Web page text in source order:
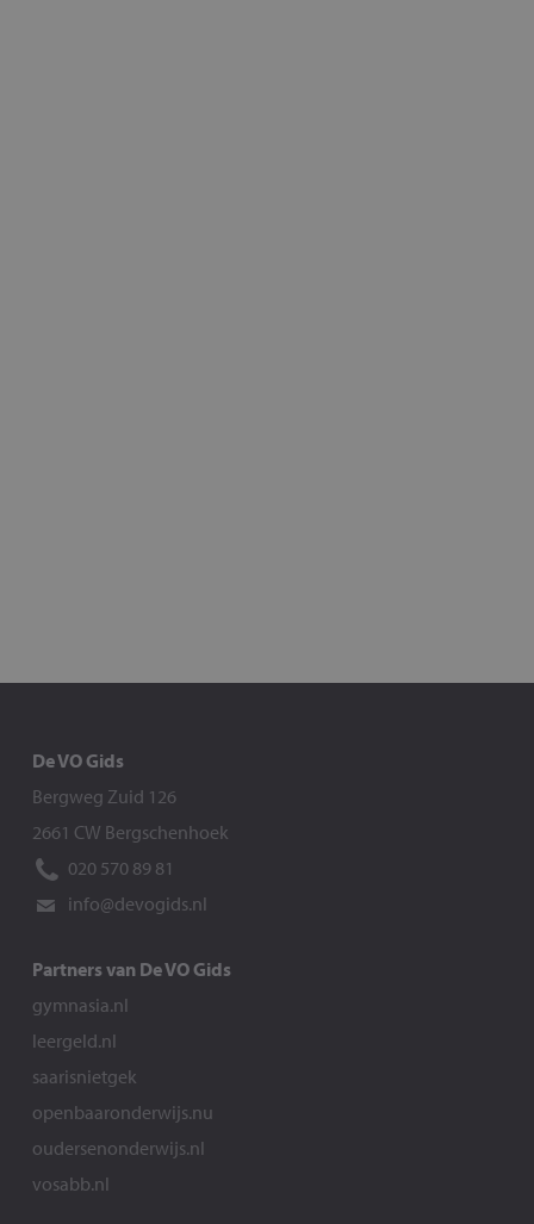
De VO Gids
Bergweg Zuid 126
2661 CW Bergschenhoek
020 570 89 81
info@devogids.nl
Partners van De VO Gids
gymnasia.nl
leergeld.nl
saarisnietgek
openbaaronderwijs.nu
oudersenonderwijs.nl
vosabb.nl